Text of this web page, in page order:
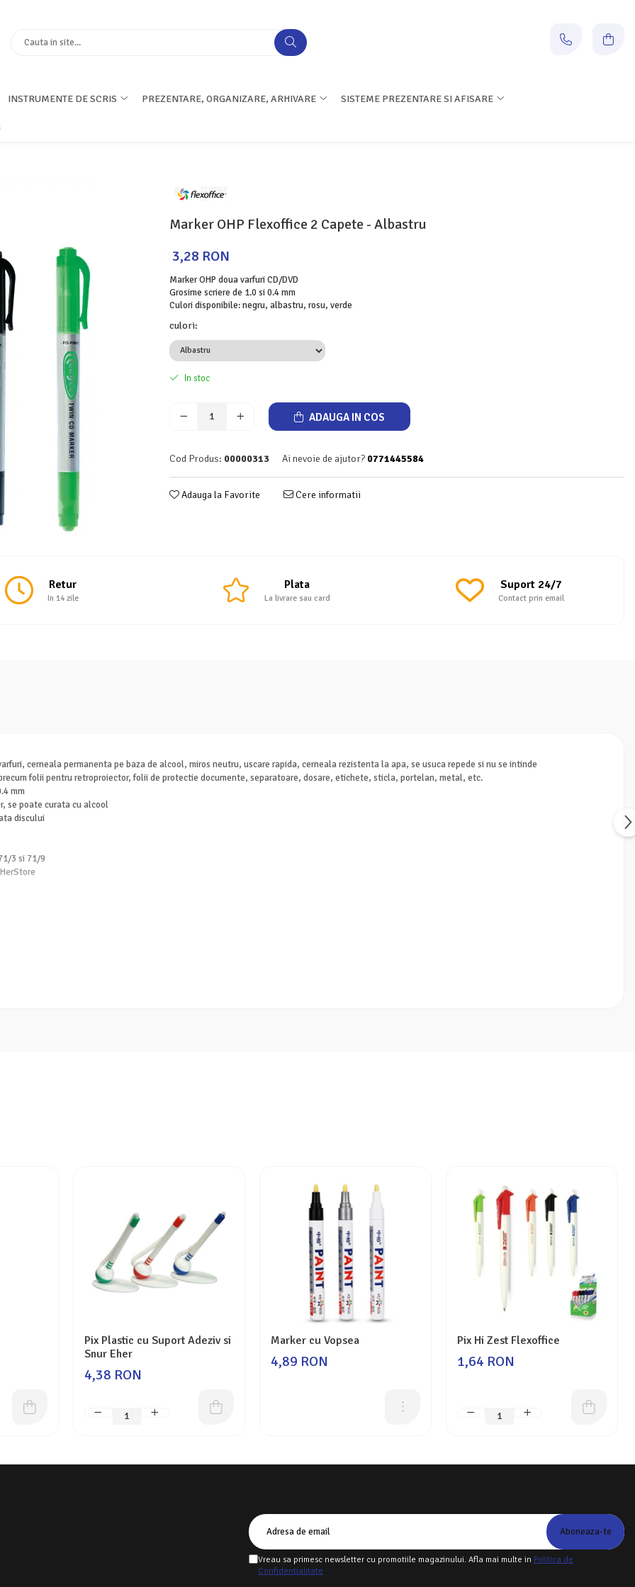
INSTRUMENTE DE SCRIS PREZENTARE, ORGANIZARE, ARHIVARE SISTEME PREZENTARE SI AFISARE
Marker OHP Flexoffice 2 Capete - Albastru
3,28 RON
Marker OHP doua varfuri CD/DVD
Grosime scriere de 1.0 si 0.4 mm
Culori disponibile: negru, albastru, rosu, verde
culori:
In stoc
ADAUGA IN COS
Cod Produs: 00000313 Ai nevoie de ajutor? 0771445584
Adauga la Favorite Cere informatii
Retur
In 14 zile
Plata
La livrare sau card
Suport 24/7
Contact prin email
cerneala permanenta pe baza de alcool, miros neutru, uscare rapida, cerneala rezistenta la apa, se usuca repede si nu se intinde
folii pentru retroproiector, folii de protectie documente, separatoare, dosare, etichete, sticla, portelan, metal, etc.
mm
se poate curata cu alcool
discului
3 si 71/9
Pix Plastic cu Suport Adeziv si
Snur Eher
4,38 RON
Marker cu Vopsea
4,89 RON
Pix Hi Zest Flexoffice
1,64 RON
Vreau sa primesc newsletter cu promotiile magazinului. Afla mai multe in Politica de
Confidentialitate